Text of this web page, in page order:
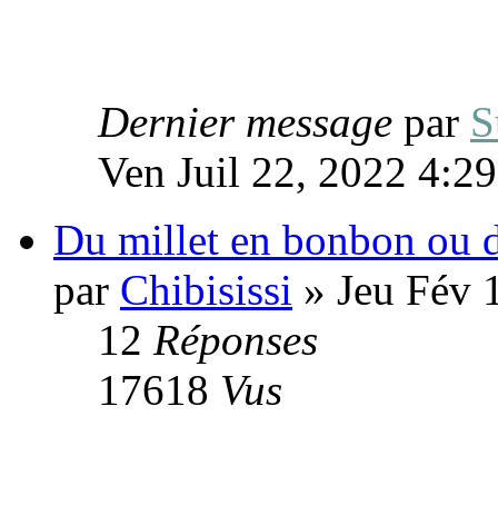
Dernier message par
Ven Juil 22, 2022
Du millet en bonbon ou
par Chibisissi » Jeu Fév
12 Réponses
17618 Vus